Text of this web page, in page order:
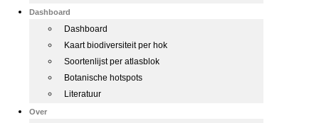
Dashboard
Dashboard
Kaart biodiversiteit per hok
Soortenlijst per atlasblok
Botanische hotspots
Literatuur
Over